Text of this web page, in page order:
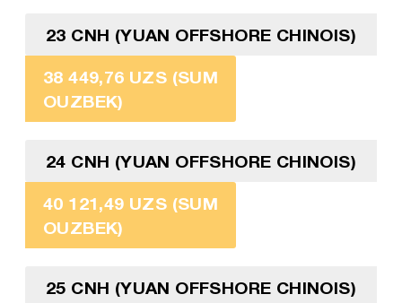
23 CNH (YUAN OFFSHORE CHINOIS)
38 449,76 UZS (SUM
OUZBEK)
24 CNH (YUAN OFFSHORE CHINOIS)
40 121,49 UZS (SUM
OUZBEK)
25 CNH (YUAN OFFSHORE CHINOIS)